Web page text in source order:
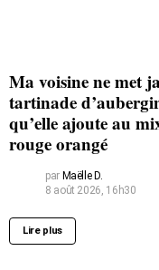
Ma voisine ne met
tartinade
qu’elle ajoute au
rouge orangé
par Maëlle D.
8 août 2026, 16h30
Lire plus